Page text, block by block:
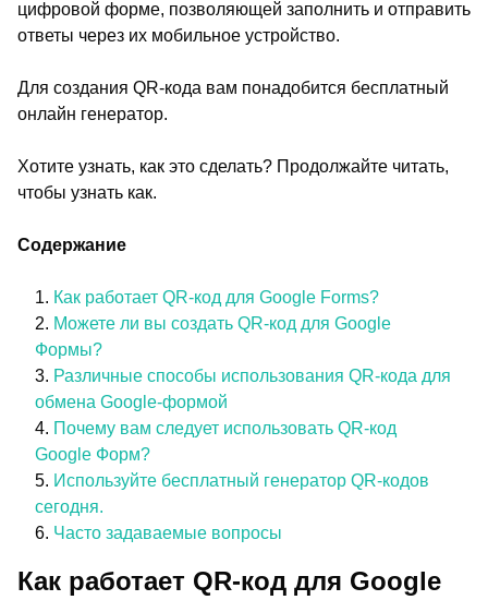
цифровой форме, позволяющей заполнить и отправить
ответы через их мобильное устройство.
Для создания QR-кода вам понадобится бесплатный
онлайн генератор.
Хотите узнать, как это сделать? Продолжайте читать,
чтобы узнать как.
Содержание
Как работает QR-код для Google Forms?
Можете ли вы создать QR-код для Google
Формы?
Различные способы использования QR-кода для
обмена Google-формой
Почему вам следует использовать QR-код
Google Форм?
Используйте бесплатный генератор QR-кодов
сегодня.
Часто задаваемые вопросы
Как работает QR-код для Google